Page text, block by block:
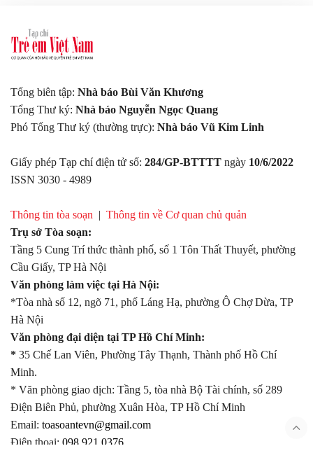
Tổng biên tập: Nhà báo Bùi Văn Khương
Tổng Thư ký: Nhà báo Nguyễn Ngọc Quang
Phó Tổng Thư ký (thường trực): Nhà báo Vũ Kim Linh
Giấy phép Tạp chí điện tử số: 284/GP-BTTTT ngày 10/6/2022
ISSN 3030 - 4989
Thông tin tòa soạn | Thông tin về Cơ quan chủ quản
Trụ sở Tòa soạn:
Tầng 5 Cung Trí thức thành phố, số 1 Tôn Thất Thuyết, phường
Cầu Giấy, TP Hà Nội
Văn phòng làm việc tại Hà Nội:
*Tòa nhà số 12, ngõ 71, phố Láng Hạ, phường Ô Chợ Dừa, TP
Hà Nội
Văn phòng đại diện tại TP Hồ Chí Minh:
* 35 Chế Lan Viên, Phường Tây Thạnh, Thành phố Hồ Chí
Minh.
* Văn phòng giao dịch: Tầng 5, tòa nhà Bộ Tài chính, số 289
Điện Biên Phủ, phường Xuân Hòa, TP Hồ Chí Minh
Email: toasoantevn@gmail.com
Điện thoại: 098.921.0376